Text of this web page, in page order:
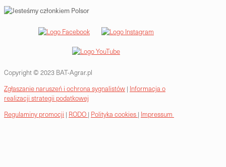
Copyright © 2023 BAT-Agrar.pl
Zgłaszanie naruszeń i ochrona sygnalistów | Informacja o
realizacji strategii podatkowej
Regulaminy promocji | RODO | Polityka cookies | Impressum